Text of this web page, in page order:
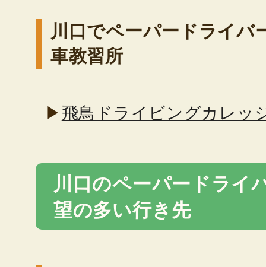
川口でペーパードライバ
車教習所
▶ 飛鳥ドライビングカレッ
川口のペーパードライ
望の多い行き先